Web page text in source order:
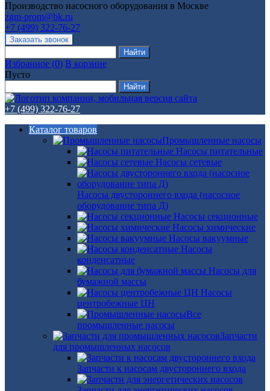
Производство насосного оборудования в Москве
zgm-prom@bk.ru
+7 (499) 322-76-27
Избранное (0) В корзине
Пусто
+7 (499) 322-76-27
Каталог товаров
Промышленные насосы
Насосы питательные
Насосы сетевые
Насосы двустороннего входа (насосное
оборудование типа Д)
Насосы секционные
Насосы химические
Насосы вакуумные
Насосы
конденсатные
Насосы для
бумажной массы
Насосы
центробежные ЦН
Все
промышленные насосы
Запчасти
для промышленных насосов
Запчасти к насосам двустороннего входа